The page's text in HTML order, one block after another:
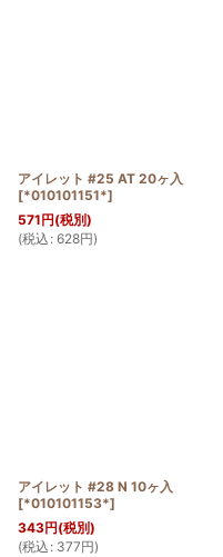
アイレット #25 AT 20ヶ入
[*010101151*]
571円(税別)
(税込 : 628円)
アイレット #28 N 10ヶ入
[*010101153*]
343円(税別)
(税込 : 377円)